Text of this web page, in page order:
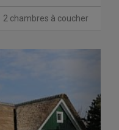
2 chambres à coucher